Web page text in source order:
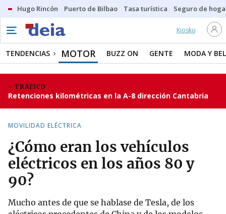
Hugo Rincón Puerto de Bilbao Tasa turística Seguro de
Kiosko
TENDENCIAS MOTOR BUZZ ON GENTE MODA Y
TRÁFICO
Retenciones kilométricas en la A-8 dirección Cantabria
MOVILIDAD ELÉCTRICA
¿Cómo eran los vehículos
eléctricos en los años 80 y
90?
Mucho antes de que se hablase de Tesla, de los